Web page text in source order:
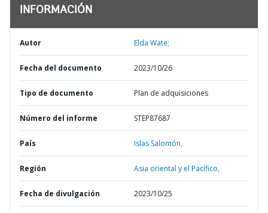
INFORMACIÓN
Autor Elda Wate;
Fecha del documento 2023/10/26
Tipo de documento Plan de adquisiciones
Número del informe STEP87687
País Islas Salomón,
Región Asia oriental y el Pacífico,
Fecha de divulgación 2023/10/25